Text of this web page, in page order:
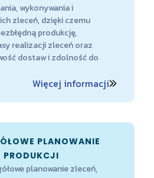
wykonywania i
zleceń, dzięki czemu
produkcję,
realizacji zleceń oraz
dostaw i zdolność do
Więcej informacji
PLANOWANIE
PRODUKCJI
planowanie zleceń,